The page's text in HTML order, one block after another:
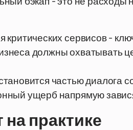
критических сервисов -
должны охватывать
частью диалога
ущерб напрямую
на практике